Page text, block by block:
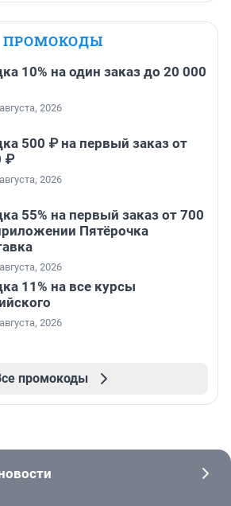
ПРОМОКОДЫ
10% на один заказ до 20 000
2026
500 ₽ на первый заказ от
₽
2026
55% на первый заказ от 700
Пятёрочка
2026
11% на все курсы
2026
промокоды